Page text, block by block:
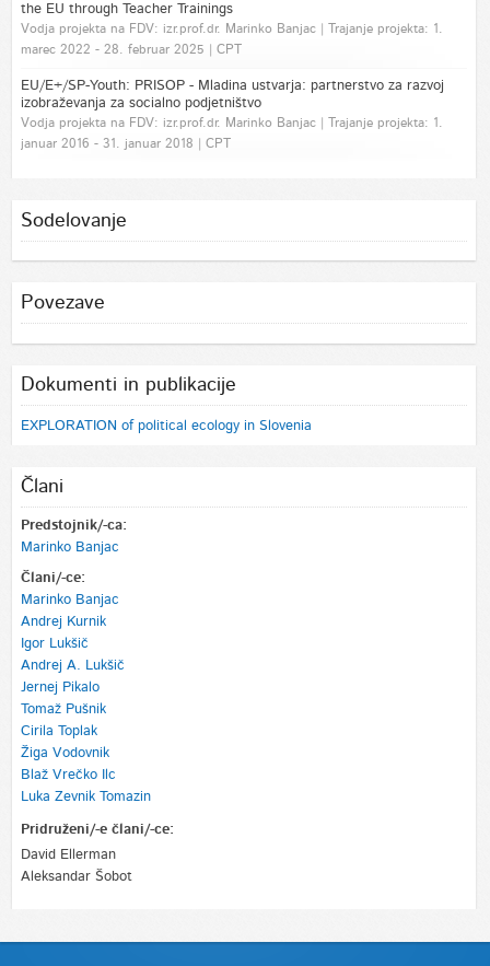
the EU through Teacher Trainings
Vodja projekta na FDV: izr.prof.dr. Marinko Banjac | Trajanje projekta: 1.
marec 2022 - 28. februar 2025 | CPT
EU/E+/SP-Youth: PRISOP - Mladina ustvarja: partnerstvo za razvoj
izobraževanja za socialno podjetništvo
Vodja projekta na FDV: izr.prof.dr. Marinko Banjac | Trajanje projekta: 1.
januar 2016 - 31. januar 2018 | CPT
Sodelovanje
Povezave
Dokumenti in publikacije
EXPLORATION of political ecology in Slovenia
Člani
Predstojnik/-ca:
Marinko Banjac
Člani/-ce:
Marinko Banjac
Andrej Kurnik
Igor Lukšič
Andrej A. Lukšič
Jernej Pikalo
Tomaž Pušnik
Cirila Toplak
Žiga Vodovnik
Blaž Vrečko Ilc
Luka Zevnik Tomazin
Pridruženi/-e člani/-ce:
David Ellerman
Aleksandar Šobot